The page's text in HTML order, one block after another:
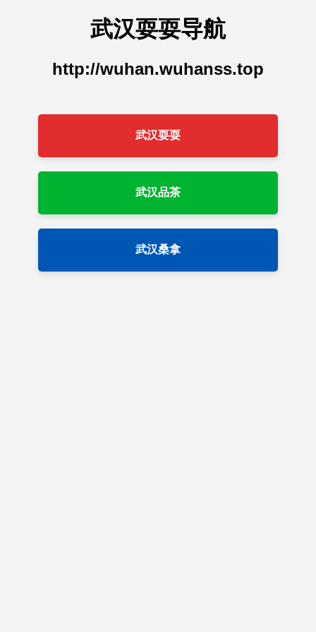
武汉耍耍导航
http://wuhan.wuhanss.top
武汉耍耍
武汉品茶
武汉桑拿